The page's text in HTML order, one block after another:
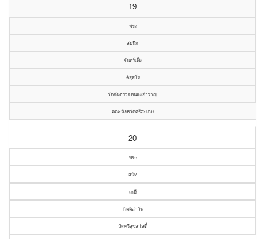
19
พระ
สมนึก
จันทร์เพ็ง
ติสฺสโร
วัดกันตรวจหนองสำราญ
คณะจังหวัดศรีสะเกษ
20
พระ
สนิท
เกษี
กิตฺติสาโร
วัดศรีสุขสวัสดิ์